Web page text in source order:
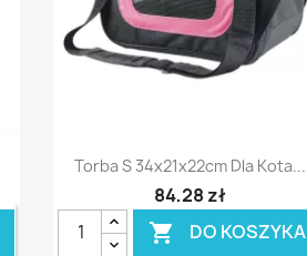
Szybki podgląd
Torba S 34x21x22cm Dla Kota...
84,28 zł
 DO KOSZYKA